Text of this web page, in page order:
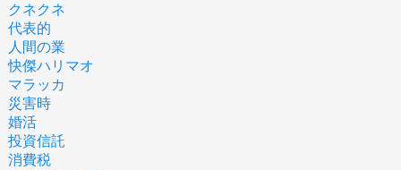
クネクネ
代表的
人間の業
快傑ハリマオ
マラッカ
災害時
婚活
投資信託
消費税